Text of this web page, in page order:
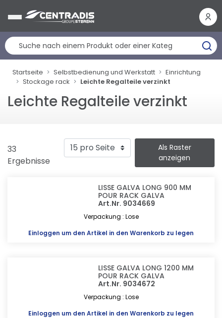
Startseite Selbstbedienung und Werkstatt
Einrichtung
Stockage rack
Leichte Regalteile verzinkt
Leichte Regalteile verzinkt
33
Ergebnisse
Als Raster
anzeigen
LISSE GALVA LONG 900 MM
POUR RACK GALVA
Art.Nr. 9034669
Verpackung : Lose
Einloggen um den Artikel in den Warenkorb zu legen
LISSE GALVA LONG 1200 MM
POUR RACK GALVA
Art.Nr. 9034672
Verpackung : Lose
Einloggen um den Artikel in den Warenkorb zu legen